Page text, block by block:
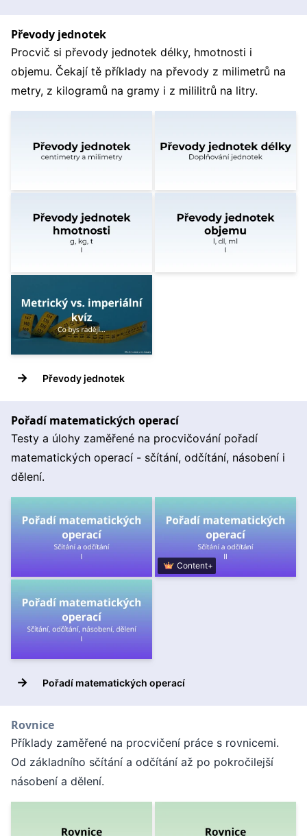
Převody jednotek
Procvič si převody jednotek délky, hmotnosti i
objemu. Čekají tě příklady na převody z milimetrů na
metry, z kilogramů na gramy i z mililitrů na litry.
→ Převody jednotek
Pořadí matematických operací
Testy a úlohy zaměřené na procvičování pořadí
matematických operací - sčítání, odčítání, násobení i
dělení.
Content+
→ Pořadí matematických operací
Rovnice
Příklady zaměřené na procvičení práce s rovnicemi.
Od základního sčítání a odčítání až po pokročilejší
násobení a dělení.